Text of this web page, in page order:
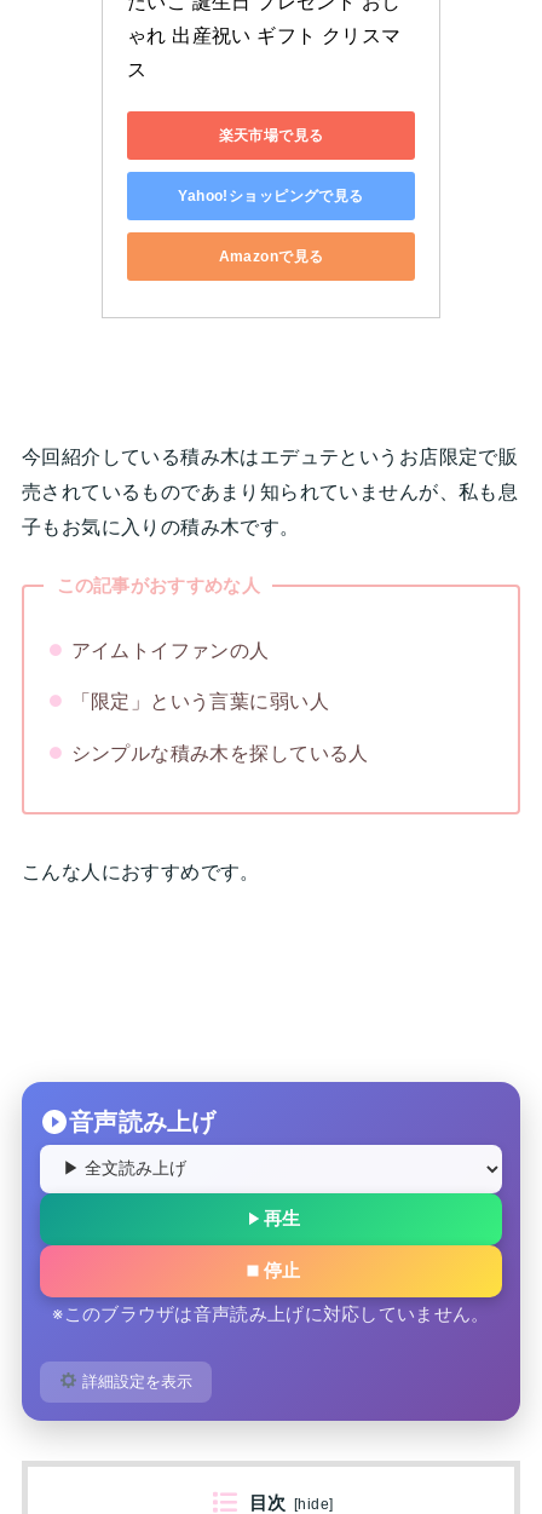
ゃれ 出産祝い ギフト クリスマ
ス
楽天市場で見る
Yahoo!ショッピングで見る
Amazonで見る
今回紹介している積み木はエデュテというお店限定で販
売されているものであまり知られていませんが、私も息
子もお気に入りの積み木です。
この記事がおすすめな人
アイムトイファンの人
「限定」という言葉に弱い人
シンプルな積み木を探している人
こんな人におすすめです。
音声読み上げ
再生
停止
※このブラウザは音声読み上げに対応していません。
詳細設定を表示
目次 [hide]